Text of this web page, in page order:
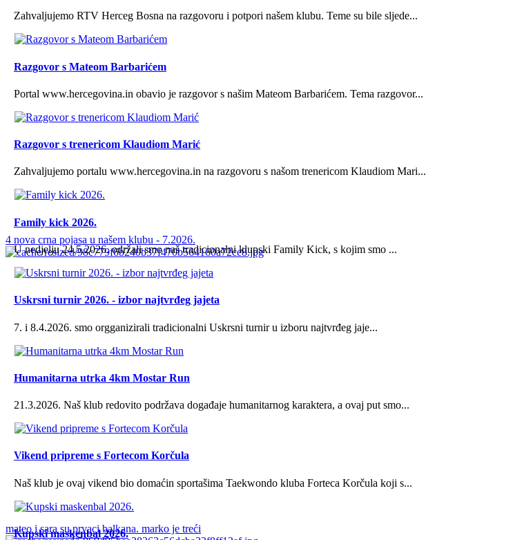
4 nova crna pojasa u našem klubu - 7.2026.
mateo i sara su prvaci balkana. marko je treći
Zahvaljujemo RTV Herceg Bosna na razgovoru i potpori našem klubu. Teme su bile sljede...
Razgovor s Mateom Barbarićem
Portal www.hercegovina.in obavio je razgovor s našim Mateom Barbarićem. Tema razgovor...
Razgovor s trenericom Klaudiom Marić
Zahvaljujemo portalu www.hercegovina.in na razgovoru s našom trenericom Klaudiom Mari...
Family kick 2026.
U nedjelju 24.5.2026. održali smo naš tradicionalni klupski Family Kick, s kojim smo ...
Uskrsni turnir 2026. - izbor najtvrđeg jajeta
7. i 8.4.2026. smo orgganizirali tradicionalni Uskrsni turnir u izboru najtvrđeg jaje...
Humanitarna utrka 4km Mostar Run
21.3.2026. Naš klub redovito podržava događaje humanitarnog karaktera, a ovaj put smo...
Vikend pripreme s Fortecom Korčula
Naš klub je ovaj vikend bio domaćin sportašima Taekwondo kluba Forteca Korčula koji s...
Kupski maskenbal 2026.